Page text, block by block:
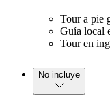
Tour a pie
Guía local
Tour en
No incluye